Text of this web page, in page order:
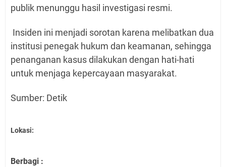
publik menunggu hasil investigasi resmi.
Insiden ini menjadi sorotan karena melibatkan dua
institusi penegak hukum dan keamanan, sehingga
penanganan kasus dilakukan dengan hati-hati
untuk menjaga kepercayaan masyarakat.
Sumber: Detik
Lokasi:
Berbagi :